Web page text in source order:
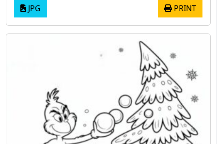
JPG PRINT